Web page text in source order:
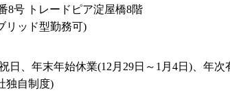
8号 トレードピア淀屋橋8階
リッド型勤務可)
日、年末年始休業(12月29日～1月4日)、年
独自制度)